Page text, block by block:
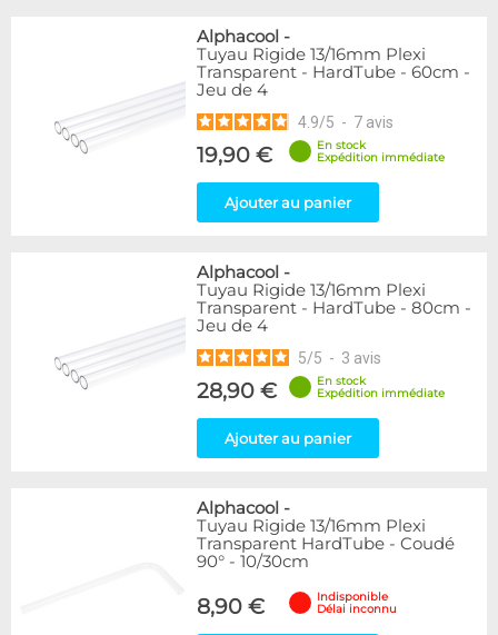
Alphacool -
Tuyau Rigide 13/16mm Plexi
Transparent - HardTube - 60cm -
Jeu de 4
4.9/5 - 7 avis
19,90 €
En stock
Expédition immédiate
Ajouter au panier
Alphacool -
Tuyau Rigide 13/16mm Plexi
Transparent - HardTube - 80cm -
Jeu de 4
5/5 - 3 avis
28,90 €
En stock
Expédition immédiate
Ajouter au panier
Alphacool -
Tuyau Rigide 13/16mm Plexi
Transparent HardTube - Coudé
90° - 10/30cm
8,90 €
Indisponible
Délai inconnu